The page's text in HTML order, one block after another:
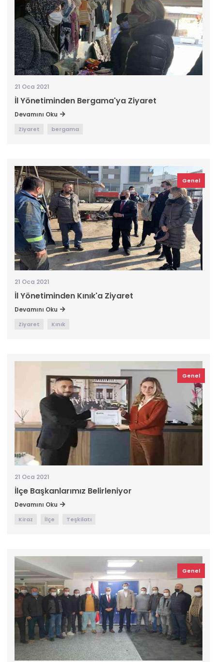
21 Oca 2021
İl Yönetiminden Bergama'ya Ziyaret
Devamını Oku
Ziyaret bergama
Genel
21 Oca 2021
İl Yönetiminden Kınık'a Ziyaret
Devamını Oku
Ziyaret Kınık
Genel
21 Oca 2021
İlçe Başkanlarımız Belirleniyor
Devamını Oku
Kiraz İlçe Teşkilatı
Genel